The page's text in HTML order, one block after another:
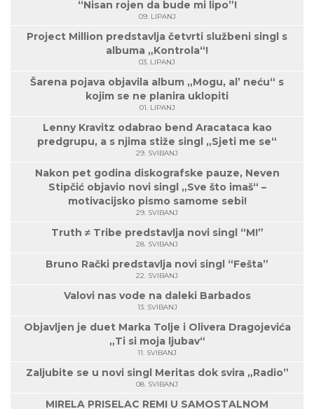
“Nisan rojen da bude mi lipo”!
09. LIPANJ
Project Million predstavlja četvrti službeni singl s
albuma „Kontrola“!
03. LIPANJ
Šarena pojava objavila album „Mogu, al’ neću“ s
kojim se ne planira uklopiti
01. LIPANJ
Lenny Kravitz odabrao bend Aracataca kao
predgrupu, a s njima stiže singl „Sjeti me se“
29. SVIBANJ
Nakon pet godina diskografske pauze, Neven
Stipčić objavio novi singl „Sve što imaš“ –
motivacijsko pismo samome sebi!
29. SVIBANJ
Truth ≠ Tribe predstavlja novi singl “M!”
28. SVIBANJ
Bruno Rački predstavlja novi singl “Fešta”
22. SVIBANJ
Valovi nas vode na daleki Barbados
13. SVIBANJ
Objavljen je duet Marka Tolje i Olivera Dragojevića
„Ti si moja ljubav“
11. SVIBANJ
Zaljubite se u novi singl Meritas dok svira „Radio”
08. SVIBANJ
MIRELA PRISELAC REMI U SAMOSTALNOM